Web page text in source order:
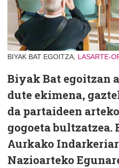
BIYAK BAT EGOITZA, LASARTE-
Biyak Bat egoitzan
dute ekimena,
da partaideen
gogoeta bultzatzea.
Aurkako
Nazioarteko